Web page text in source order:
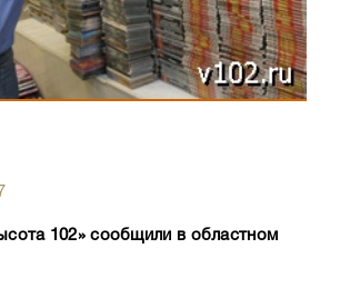
102» сообщили в областном